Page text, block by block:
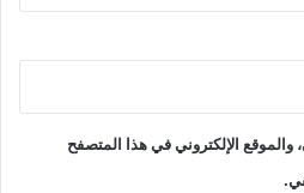
الإلكتروني في هذا المتصفح